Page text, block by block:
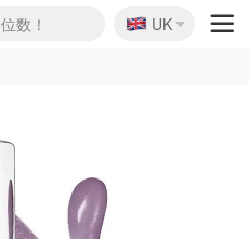
🇬🇧
UK